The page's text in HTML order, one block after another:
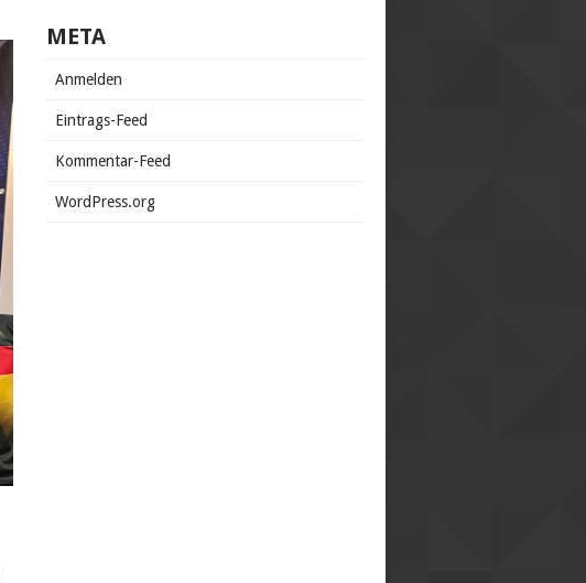
META
Anmelden
Eintrags-Feed
Kommentar-Feed
WordPress.org